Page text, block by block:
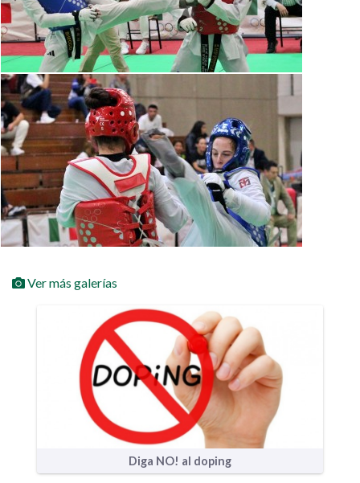
Ver más galerías
Diga NO! al doping